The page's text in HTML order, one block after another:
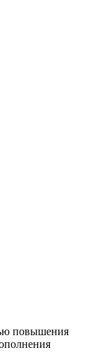
повышения